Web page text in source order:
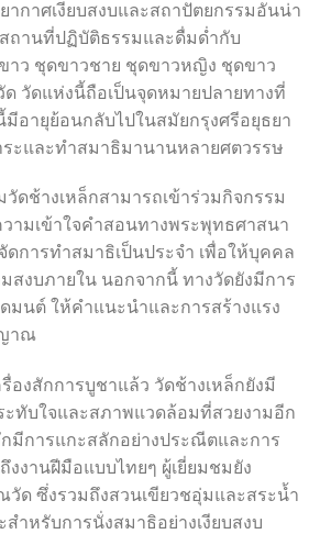
ากาศเงียบสงบและสถาปัตยกรรมอันน่า
ถานที่ปฏิบัติธรรมและดื่มด่ำกับ
าว ชุดขาวชาย ชุดขาวหญิง ชุดขาว
ด วัดแห่งนี้ถือเป็นจุดหมายปลายทางที่
อายุย้อนกลับไปในสมัยกรุงศรีอยุธยา
ะและทำสมาธิมานานหลายศตวรรษ
ดช้างเหล็กสามารถเข้าร่วมกิจกรรม
ามเข้าใจคำสอนทางพระพุทธศาสนา
การทำสมาธิเป็นประจำ เพื่อให้บุคคล
สงบภายใน นอกจากนี้ ทางวัดยังมีการ
มนต์ ให้คำแนะนำและการสร้างแรง
าณ
องสักการบูชาแล้ว วัดช้างเหล็กยังมี
ทับใจและสภาพแวดล้อมที่สวยงามอีก
มีการแกะสลักอย่างประณีตและการ
งานฝีมือแบบไทยๆ ผู้เยี่ยมชมยัง
วัด ซึ่งรวมถึงสวนเขียวชอุ่มและสระน้ำ
สำหรับการนั่งสมาธิอย่างเงียบสงบ